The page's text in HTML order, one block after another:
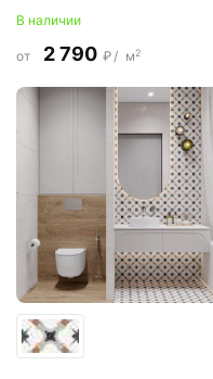
В наличии
от 2 790 ₽/ м2